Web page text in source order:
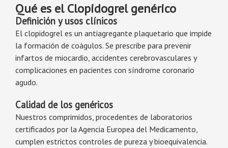
Qué es el Clopidogrel genérico
Definición y usos clínicos
El clopidogrel es un antiagregante plaquetario que impide
la formación de coágulos. Se prescribe para prevenir
infartos de miocardio, accidentes cerebrovasculares y
complicaciones en pacientes con síndrome coronario
agudo.
Calidad de los genéricos
Nuestros comprimidos, procedentes de laboratorios
certificados por la Agencia Europea del Medicamento,
cumplen estrictos controles de pureza y bioequivalencia.